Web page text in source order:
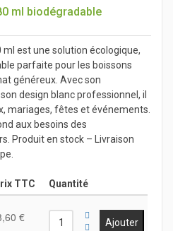
ml biodégradable
ml est une solution écologique,
parfaite pour les boissons
généreux. Avec son
design blanc professionnel, il
mariages, fêtes et événements.
aux besoins des
Produit en stock – Livraison
TTC Quantité
€